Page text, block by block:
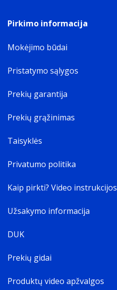
Pirkimo informacija
Mokėjimo būdai
Pristatymo sąlygos
Prekių garantija
Prekių grąžinimas
Taisyklės
Privatumo politika
Kaip pirkti? Video instrukcijos
Užsakymo informacija
DUK
Prekių gidai
Produktų video apžvalgos